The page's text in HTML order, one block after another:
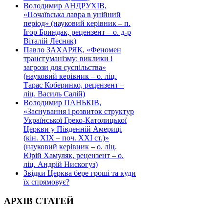
Володимир АНДРУХІВ,
«Почаївська лавра в унійний
період» (науковий керівник – п.
Ігор Бриндак, рецензент – о. д-р
Віталій Лесняк)
Павло ЗАХАРЯК, «Феномен
трансгуманізму: виклики і
загрози для суспільства»
(науковий керівник – о. ліц.
Тарас Коберинко, рецензент –
ліц. Василь Салій)
Володимир ПАНЬКІВ,
«Заснування і розвиток структур
Української Греко-Католицької
Церкви у Південній Америці
(кін. ХІХ – поч. ХХІ ст.)»
(науковий керівник – о. ліц.
Юрій Хамуляк, рецензент – о.
ліц. Андрій Нискогуз)
Звідки Церква бере гроші та куди
їх спрямовує?
АРХІВ СТАТЕЙ